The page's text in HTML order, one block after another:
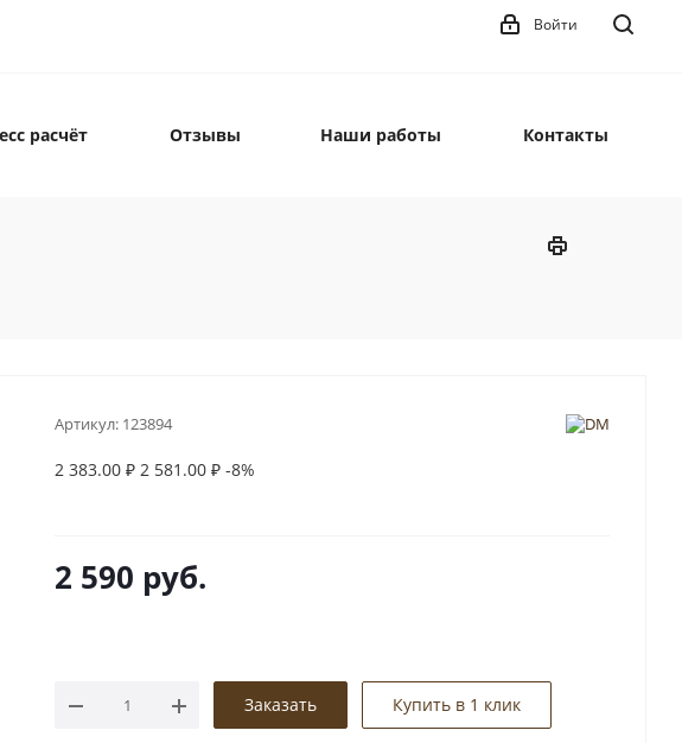
Войти
расчёт Отзывы Наши работы Контакты
Артикул: 123894
2 383.00 ₽ 2 581.00 ₽ -8%
2 590 руб.
Заказать Купить в 1 клик